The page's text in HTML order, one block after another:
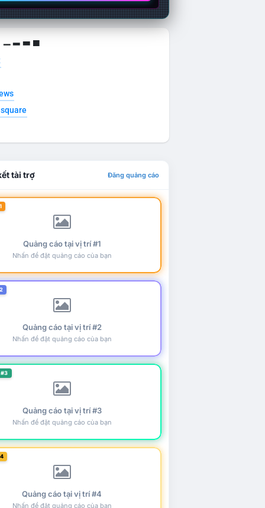
▁ ▂ ▃ ▄
tài trợ Đăng quảng cáo
Quảng cáo tại vị trí #1
Nhấn để đặt quảng cáo của bạn
Quảng cáo tại vị trí #2
Nhấn để đặt quảng cáo của bạn
Quảng cáo tại vị trí #3
Nhấn để đặt quảng cáo của bạn
Quảng cáo tại vị trí #4
Nhấn để đặt quảng cáo của bạn